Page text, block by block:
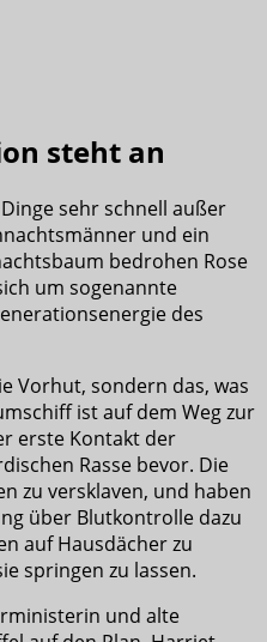
steht an
sehr schnell außer
und ein
bedrohen Rose
um sogenannte
des
Vorhut, sondern das, was
ist auf dem Weg zur
erste Kontakt der
Rasse bevor. Die
zu versklaven, und haben
über Blutkontrolle dazu
auf Hausdächer zu
springen zu lassen.
und alte